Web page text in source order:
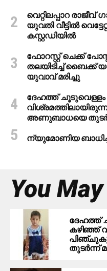
വെറ്റിലപ്പാറ
യുവതി വീട്ടിൽ
കസ്റ്റഡിയിൽ
ഫോറസ്റ്റ് ചെക്ക്
തലയിടിച്ച് ബൈക്ക്
യുവാവ് മരിച്ചു
ദേഹത്ത് ചൂടുവെള്ളം
അണുബാധയെ
ന്യുമോണിയ
You
ദേഹത്ത്
കഴിഞ്ഞ്
തുടര്‍ന്ന്